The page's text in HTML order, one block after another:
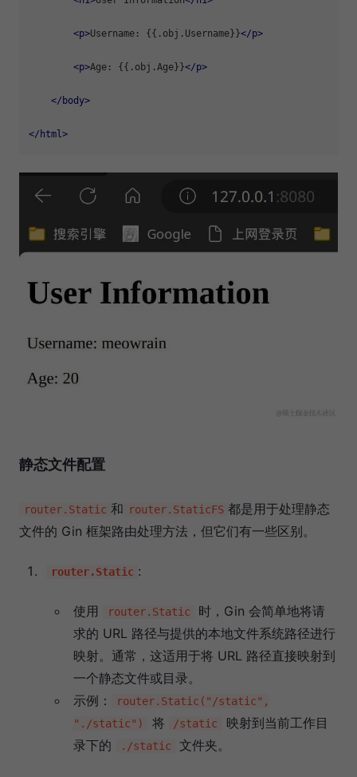
<p>Username: {{.obj.Username}}</p>
<p>Age: {{.obj.Age}}</p>
</ body>
</ html >
静态文件配置
router.Static 和 router.StaticFS 都是用于处理静态
文件的 Gin 框架路由处理方法，但它们有一些区别。
router.Static :
使用 router.Static
时，Gin 会简单地将请
求的 URL 路径与提供的本地文件系统路径进行
映射。通常，这适用于将 URL 路径直接映射到
一个静态文件或目录。
示例：
router.Static("/static",
"./static")
将 /static
映射到当前工作目
录下的
./static 文件夹。